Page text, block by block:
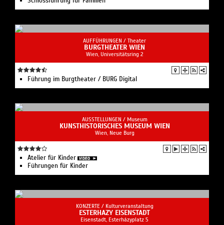
AUFFÜHRUNGEN / Theater
BURGTHEATER WIEN
Wien, Universitätsring 2
Führung im Burgtheater / BURG Digital
AUSSTELLUNGEN / Museum
KUNSTHISTORISCHES MUSEUM WIEN
Wien, Neue Burg
Atelier für Kinder
Führungen für Kinder
KONZERTE / Kulturveranstaltung
ESTERHAZY EISENSTADT
Eisenstadt, Esterházyplatz 5